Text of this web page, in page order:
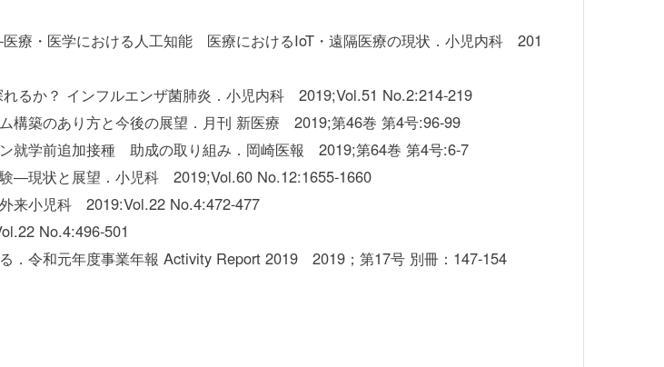
療・医学における人工知能 医療におけるIoT・遠隔医療の現状．小児内科 201
るか？ インフルエンザ菌肺炎．小児内科 2019;Vol.51 No.2:214-219
構築のあり方と今後の展望．月刊 新医療 2019;第46巻 第4号:96-99
就学前追加接種 助成の取り組み．岡崎医報 2019;第64巻 第4号:6-7
―現状と展望．小児科 2019;Vol.60 No.12:1655-1660
来小児科 2019:Vol.22 No.4:472-477
No.4:496-501
．令和元年度事業年報 Activity Report 2019 2019；第17号 別冊：147-154